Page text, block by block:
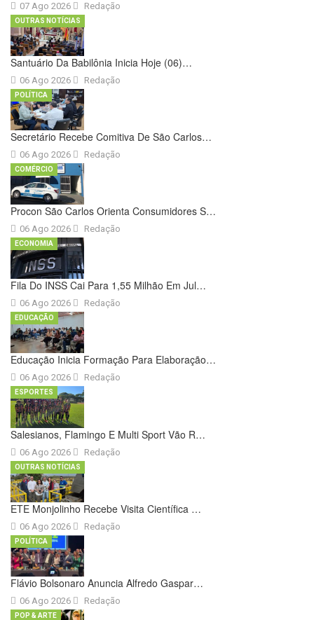
07 Ago 2026 Redação
Santuário Da Babilônia Inicia Hoje (06)…
06 Ago 2026
OUTRAS NOTÍCIAS
Redação
Secretário Recebe Comitiva De São Carlos…
06 Ago 2026
POLÍTICA
Redação
Procon São Carlos Orienta Consumidores S…
06 Ago 2026
COMÉRCIO
Redação
Fila Do INSS Cai Para 1,55 Milhão Em Jul…
06 Ago 2026
ECONOMIA
Redação
Educação Inicia Formação Para Elaboração…
06 Ago 2026
EDUCAÇÃO
Redação
Salesianos, Flamingo E Multi Sport Vão R…
06 Ago 2026
ESPORTES
Redação
ETE Monjolinho Recebe Visita Científica …
06 Ago 2026
OUTRAS NOTÍCIAS
Redação
Flávio Bolsonaro Anuncia Alfredo Gaspar…
06 Ago 2026
POLÍTICA
Redação
POP & ARTE